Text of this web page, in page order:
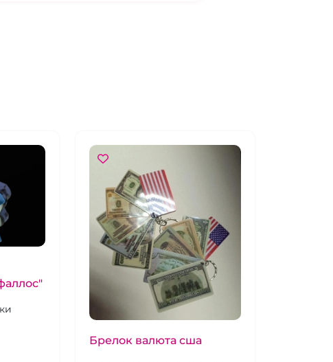
Брелок валюта сша